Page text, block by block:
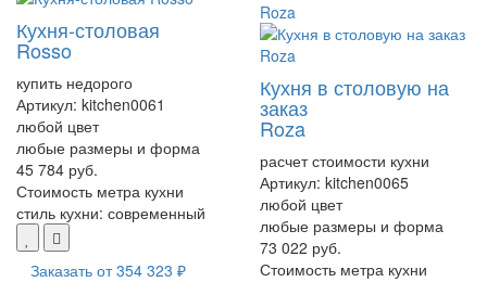
Кухня-столовая
Rosso
купить недорого
Артикул: kitchen0061
любой цвет
любые размеры и форма
45 784 руб.
Стоимость метра кухни
стиль кухни: современный
Заказать от354 323 ₽
Кухня в столовую на
заказ
Roza
расчет стоимости кухни
Артикул: kitchen0065
любой цвет
любые размеры и форма
73 022 руб.
Стоимость метра кухни